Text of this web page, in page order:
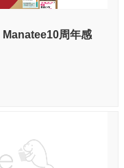
Manatee10周年感